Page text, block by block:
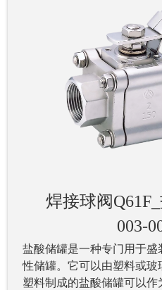
焊接球阀
003-
盐酸储罐是一种专门用于
性储罐。它可以由塑料或
塑料制成的盐酸储罐可以